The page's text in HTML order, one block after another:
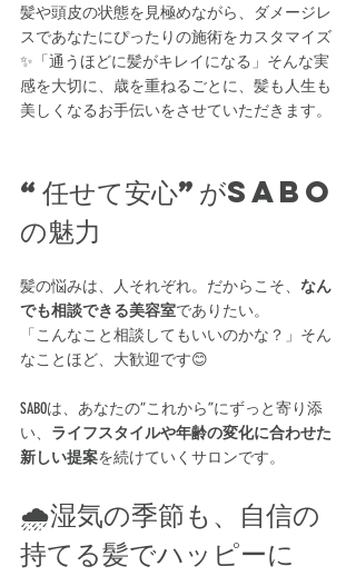
髪や頭皮の状態を見極めながら、ダメージレ
スであなたにぴったりの施術をカスタマイズ
✨「通うほどに髪がキレイになる」そんな実
感を大切に、歳を重ねるごとに、髪も人生も
美しくなるお手伝いをさせていただきます。
“任せて安心”がSABO
の魅力
髪の悩みは、人それぞれ。だからこそ、 なん
でも相談できる美容室でありたい。
「こんなこと相談してもいいのかな？」そん
なことほど、大歓迎です😊
SABOは、あなたの“これから”にずっと寄り添
い、 ライフスタイルや年齢の変化に合わせた
新しい提案を続けていくサロンです。
🌧️湿気の季節も、自信の
持てる髪でハッピーに